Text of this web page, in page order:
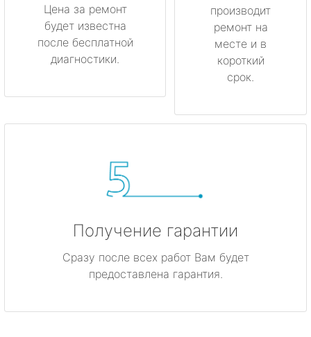
Цена за ремонт
будет известна
после бесплатной
диагностики.
производит
ремонт на
месте и в
короткий
срок.
Получение гарантии
Сразу после всех работ Вам будет
предоставлена гарантия.